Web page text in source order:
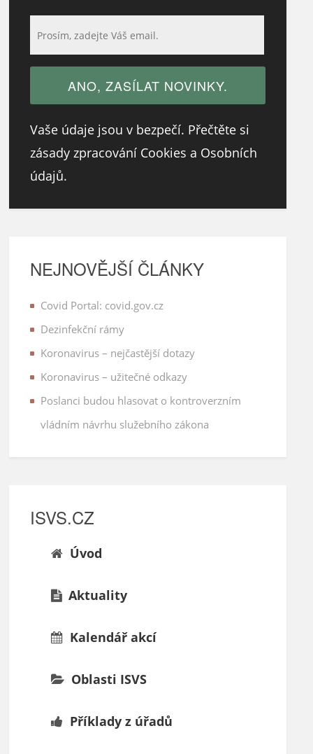
Vaše údaje jsou v bezpečí. Přečtěte si
zásady zpracování Cookies a Osobních
údajů.
NEJNOVĚJŠÍ ČLÁNKY
Covid Portal: covid.gov.cz
Dezinfekční rámy
Koronavirus – nejčastější dotazy
Koronavirus – užitečné odkazy
Poslanci budou hlasovat o kontroverzním
vládním návrhu služebního zákona
ISVS.CZ
Úvod
Aktuality
Kalendář akcí
Oblasti ISVS
Příklady z úřadů